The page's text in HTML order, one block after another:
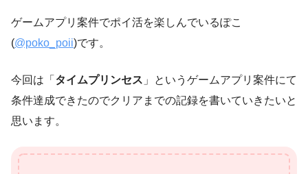
ゲームアプリ案件でポイ活を楽しんでいるぽこ
(@poko_poii)です。
今回は「 タイムプリンセス 」というゲームアプリ案件にて
条件達成できたのでクリアまでの記録を書いていきたいと
思います。